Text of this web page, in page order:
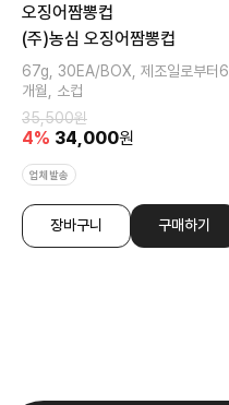
오징어짬뽕컵
(주)농심 오징어짬뽕컵
67g, 30EA/BOX, 제조일로부터6
개월, 소컵
35,500원
4% 34,000원
업체발송
장바구니 구매하기